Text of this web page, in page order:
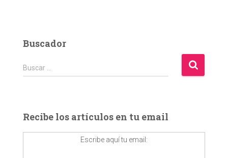
Buscador
B
u
r
:
Buscar …
Recibe los artículos en tu email
Escribe aquí tu email: